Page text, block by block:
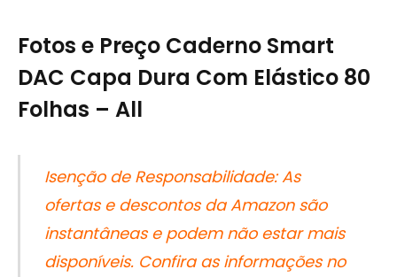
Fotos e Preço Caderno Smart
DAC Capa Dura Com Elástico 80
Folhas – All
Isenção de Responsabilidade: As
ofertas e descontos da Amazon são
instantâneas e podem não estar mais
disponíveis. Confira as informações no